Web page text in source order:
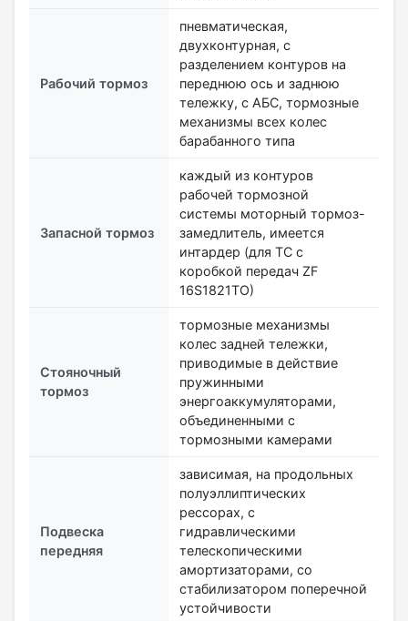
Рабочий тормоз
пневматическая,
двухконтурная, с
разделением контуров на
переднюю ось и заднюю
тележку, с АБС, тормозные
механизмы всех колес
барабанного типа
Запасной тормоз
каждый из контуров
рабочей тормозной
системы моторный тормоз-
замедлитель, имеется
интардер (для ТС с
коробкой передач ZF
16S1821ТО)
Стояночный
тормоз
тормозные механизмы
колес задней тележки,
приводимые в действие
пружинными
энергоаккумуляторами,
объединенными с
тормозными камерами
Подвеска
передняя
зависимая, на продольных
полуэллиптических
рессорах, с
гидравлическими
телескопическими
амортизаторами, со
стабилизатором поперечной
устойчивости